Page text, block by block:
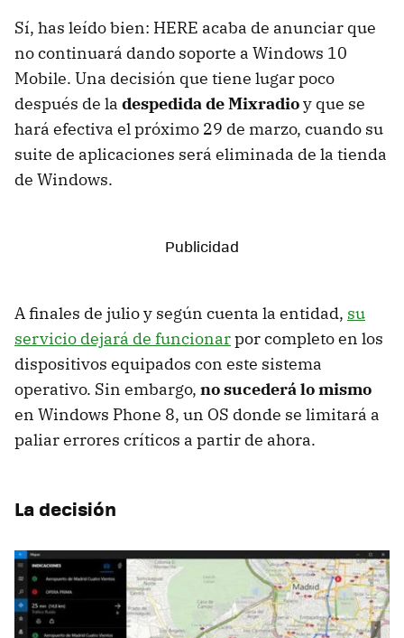
Sí, has leído bien: HERE acaba de anunciar que
no continuará dando soporte a Windows 10
Mobile. Una decisión que tiene lugar poco
después de la despedida de Mixradioy que se
hará efectiva el próximo 29 de marzo, cuando su
suite de aplicaciones será eliminada de la tienda
de Windows.
A finales de julio y según cuenta la entidad, su
servicio dejará de funcionarpor completo en los
dispositivos equipados con este sistema
operativo. Sin embargo, no sucederá lo mismo
en Windows Phone 8, un OS donde se limitará a
paliar errores críticos a partir de ahora.
La decisión